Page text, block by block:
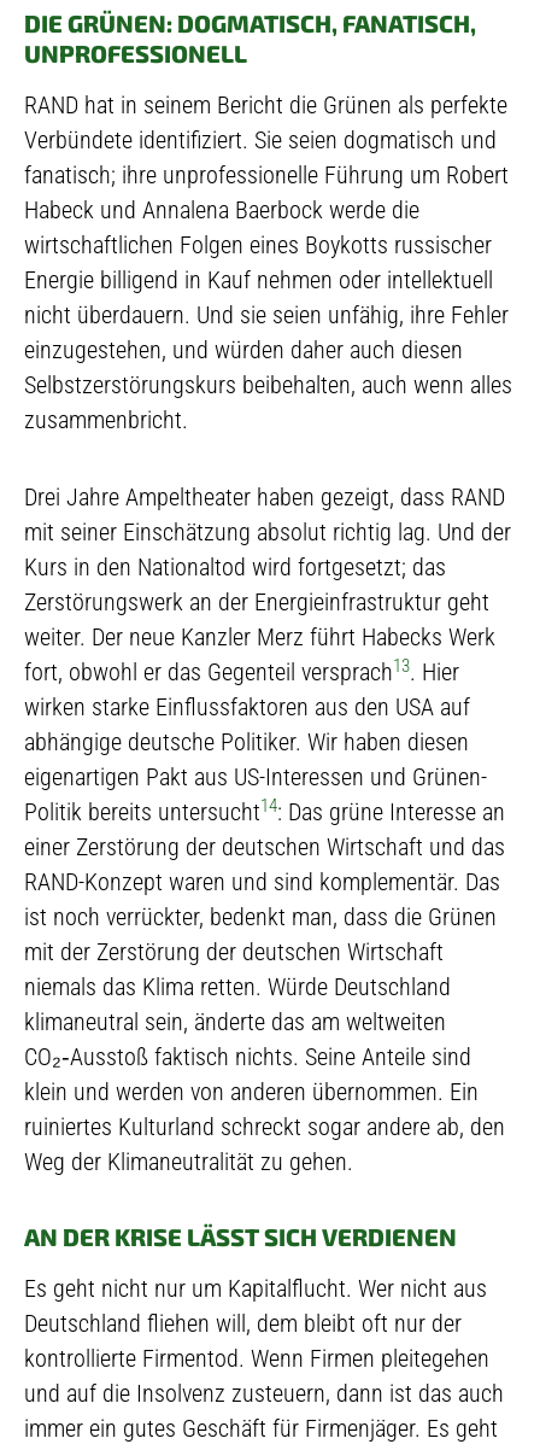
DIE GRÜNEN: DOGMATISCH, FANATISCH,
UNPROFESSIONELL
RAND hat in seinem Bericht die Grünen als perfekte
Verbündete identifiziert. Sie seien dogmatisch und
fanatisch; ihre unprofessionelle Führung um Robert
Habeck und Annalena Baerbock werde die
wirtschaftlichen Folgen eines Boykotts russischer
Energie billigend in Kauf nehmen oder intellektuell
nicht überdauern. Und sie seien unfähig, ihre Fehler
einzugestehen, und würden daher auch diesen
Selbstzerstörungskurs beibehalten, auch wenn alles
zusammenbricht.
Drei Jahre Ampeltheater haben gezeigt, dass RAND
mit seiner Einschätzung absolut richtig lag. Und der
Kurs in den Nationaltod wird fortgesetzt; das
Zerstörungswerk an der Energieinfrastruktur geht
weiter. Der neue Kanzler Merz führt Habecks Werk
fort, obwohl er das Gegenteil versprach13. Hier
wirken starke Einflussfaktoren aus den USA auf
abhängige deutsche Politiker. Wir haben diesen
eigenartigen Pakt aus US-Interessen und Grünen-
Politik bereits untersucht14: Das grüne Interesse an
einer Zerstörung der deutschen Wirtschaft und das
RAND-Konzept waren und sind komplementär. Das
ist noch verrückter, bedenkt man, dass die Grünen
mit der Zerstörung der deutschen Wirtschaft
niemals das Klima retten. Würde Deutschland
klimaneutral sein, änderte das am weltweiten
CO₂‑Ausstoß faktisch nichts. Seine Anteile sind
klein und werden von anderen übernommen. Ein
ruiniertes Kulturland schreckt sogar andere ab, den
Weg der Klimaneutralität zu gehen.
AN DER KRISE LÄSST SICH VERDIENEN
Es geht nicht nur um Kapitalflucht. Wer nicht aus
Deutschland fliehen will, dem bleibt oft nur der
kontrollierte Firmentod. Wenn Firmen pleitegehen
und auf die Insolvenz zusteuern, dann ist das auch
immer ein gutes Geschäft für Firmenjäger. Es geht